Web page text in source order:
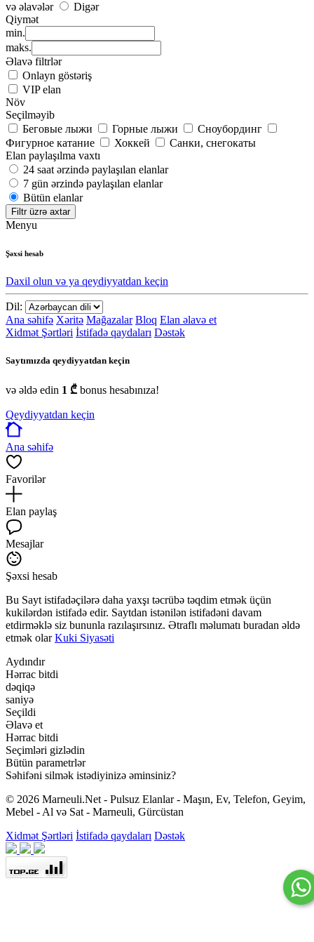
və əlavələr
Digər
Qiymət
min.
maks.
Əlavə filtrlər
Onlayn göstəriş
VIP elan
Növ
Seçilməyib
Беговые лыжи
Горные лыжи
Сноубординг
Фигурное катание
Хоккей
Санки, снегокаты
Elan paylaşılma vaxtı
24 saat ərzində paylaşılan elanlar
7 gün ərzində paylaşılan elanlar
Bütün elanlar
Filtr üzrə axtar
Menyu
Şəxsi hesab
Daxil olun və ya qeydiyyatdan keçin
Dil:
Ana səhifə Xəritə Mağazalar Bloq Elan əlavə et
Xidmət Şərtləri İstifadə qaydaları Dəstək
Saytımızda qeydiyyatdan keçin
və əldə edin 1 ₾ bonus hesabınıza!
Qeydiyyatdan keçin
Ana səhifə
Favorilər
Elan paylaş
Mesajlar
Şəxsi hesab
Bu Sayt istifadəçilərə daha yaxşı təcrübə təqdim etmək üçün
kukilərdən istifadə edir. Saytdan istənilən istifadəni davam
etdirməklə siz bununla razılaşırsınız. Ətraflı məlumatı buradan əldə
etmək olarKuki Siyasəti
Aydındır
Hərrac bitdi
dəqiqə
saniyə
Seçildi
Əlavə et
Hərrac bitdi
Seçimləri gizlədin
Bütün parametrlər
Səhifəni silmək istədiyinizə əminsiniz?
© 2026 Marneuli.Net - Pulsuz Elanlar - Maşın, Ev, Telefon, Geyim,
Mebel - Al və Sat - Marneuli, Gürcüstan
Xidmət Şərtləri İstifadə qaydaları Dəstək